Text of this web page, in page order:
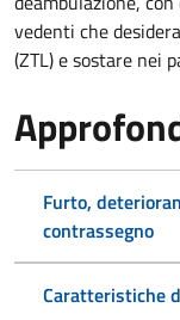
vedenti che
(ZTL) e sostare nei
Furto,
contrassegno
Caratteristiche